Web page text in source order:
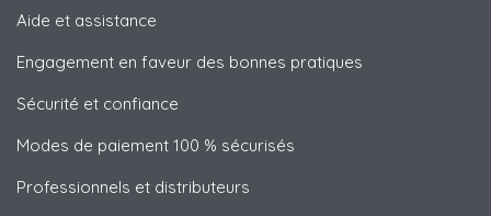
Aide et assistance
Engagement en faveur des bonnes pratiques
Sécurité et confiance
Modes de paiement 100 % sécurisés
Professionnels et distributeurs